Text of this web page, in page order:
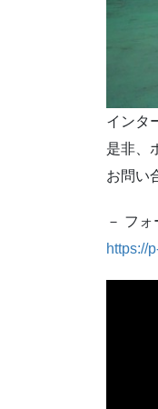
インタ
是非、
お問い
－ フ
https://